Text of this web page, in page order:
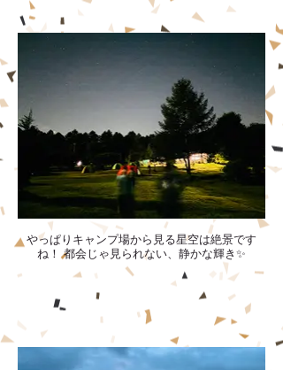
やっぱりキャンプ場から見る星空は絶景です
ね！ 都会じゃ見られない、静かな輝き✨